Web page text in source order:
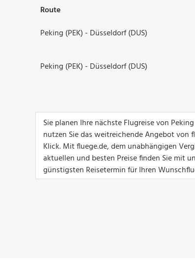
Route
Peking (PEK) - Düsseldorf (DUS)
Peking (PEK) - Düsseldorf (DUS)
Sie planen Ihre nächste Flugreise von
nutzen Sie das weitreichende Angebot von
Klick. Mit fluege.de, dem unabhängigen
aktuellen und besten Preise finden Sie mit
günstigsten Reisetermin für Ihren